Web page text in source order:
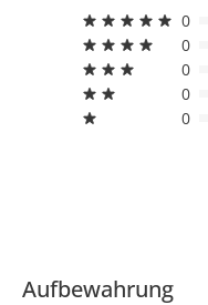
0
0
0
0
0
Aufbewahrung